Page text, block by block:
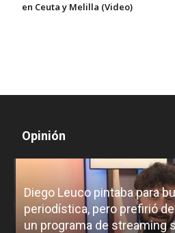
en Ceuta y Melilla (Video)
Opinión
Diego Leuco pintaba para
periodística, pero prefirió
un programa de streaming